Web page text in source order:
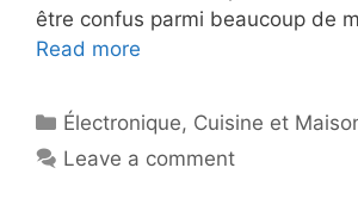
être confus parmi beaucoup de
Read more
Électronique, Cuisine et
Leave a comment